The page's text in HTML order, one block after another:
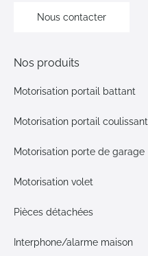
Nous contacter
Nos produits
Motorisation portail battant
Motorisation portail coulissant
Motorisation porte de garage
Motorisation volet
Pièces détachées
Interphone/alarme maison